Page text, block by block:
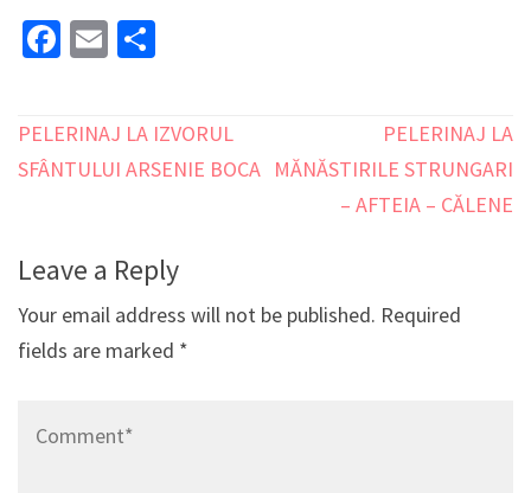
Facebook
Email
PELERINAJ LA IZVORUL
SFÂNTULUI ARSENIE BOCA
PELERINAJ LA
MĂNĂSTIRILE STRUNGARI
– AFTEIA – CĂLENE
Leave a Reply
Your email address will not be published. Required
fields are marked *